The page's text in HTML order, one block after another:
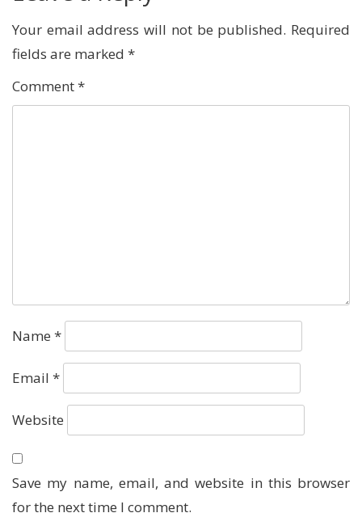
Your email address will not be published. Required
fields are marked *
Comment*
Name *
Email *
Website
Save my name, email, and website in this browser
for the next time I comment.